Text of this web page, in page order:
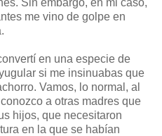
me vino de golpe en
en una especie de
si me insinuabas que
Vamos, lo normal, al
a otras madres que
hijos, que necesitaron
en la que se habían